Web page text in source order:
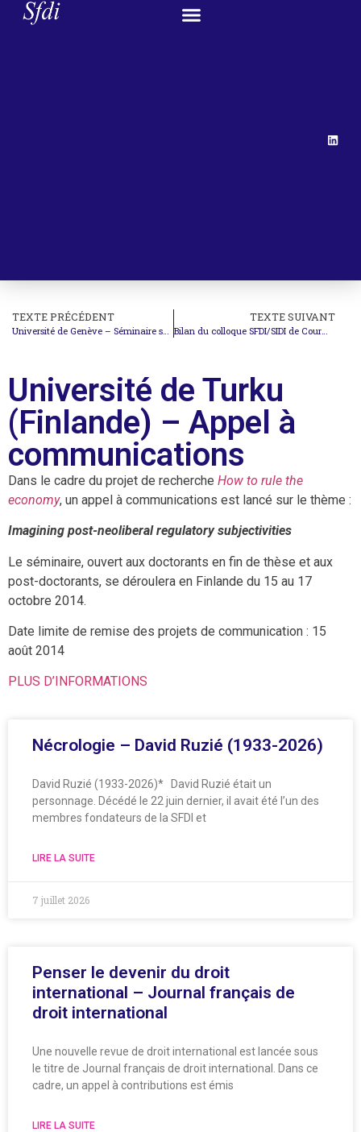
TEXTE PRÉCÉDENT
Université de Genève – Séminaire sur la CDI et les tribunaux internationaux
TEXTE SUIVANT
Bilan du colloque SFDI/SIDI de Courmayeur
Université de Turku
(Finlande) – Appel à
communications
Dans le cadre du projet de recherche How to rule the
economy, un appel à communications est lancé sur le thème :
Imagining post-neoliberal regulatorysubjectivities
Le séminaire, ouvert aux doctorants en fin de thèse et aux
post-doctorants, se déroulera en Finlande du 15 au 17
octobre 2014.
Date limite de remise des projets de communication : 15
août 2014
PLUS D’INFORMATIONS
Nécrologie – David Ruzié (1933-2026)
David Ruzié (1933-2026)* David Ruzié était un
personnage. Décédé le 22 juin dernier, il avait été l’un des
membres fondateurs de la SFDI et
LIRE LA SUITE
7 juillet 2026
Penser le devenir du droit
international – Journal français de
droit international
Une nouvelle revue de droit international est lancée sous
le titre de Journal français de droit international. Dans ce
cadre, un appel à contributions est émis
LIRE LA SUITE